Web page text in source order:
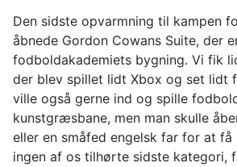
Den sidste opvarmning til kampen
åbnede Gordon Cowans Suite, der
fodboldakademiets bygning. Vi fik
der blev spillet lidt Xbox og set lidt
ville også gerne ind og spille
kunstgræsbane, men man skulle
eller en småfed engelsk far for at
ingen af os tilhørte sidste kategori,